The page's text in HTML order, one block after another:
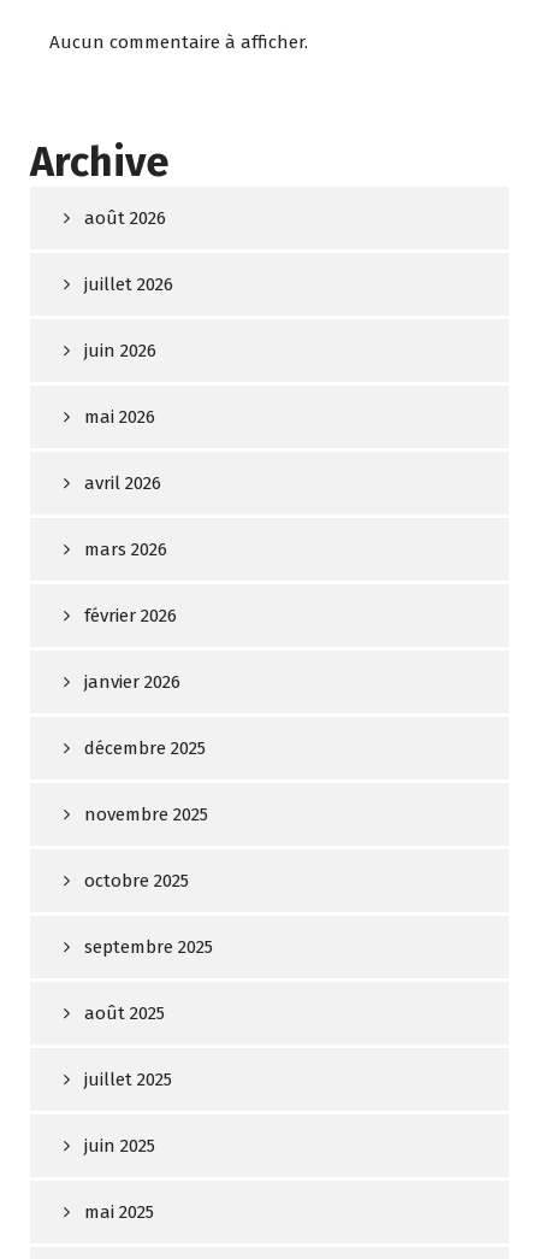
Aucun commentaire à afficher.
Archive
août 2026
juillet 2026
juin 2026
mai 2026
avril 2026
mars 2026
février 2026
janvier 2026
décembre 2025
novembre 2025
octobre 2025
septembre 2025
août 2025
juillet 2025
juin 2025
mai 2025